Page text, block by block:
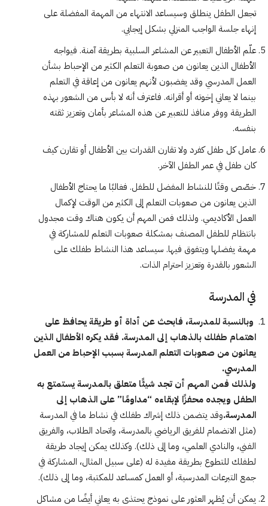
تجعل الطفل ينطلق وسيساعد الانتهاء من المهمة المفضلة على
إنهاء جلسة الواجب المنزلي بشكل إيجابي.
علّم الأطفال التعبير عن المشاعر السلبية بطريقة آمنة. فيواجه
الأطفال الذين يعانون من صعوبة التعلم الكثير من الإحباط بشأن
العمل المدرسي وقد يغضبون لأنهم يعانون من إعاقة في التعلم
بينما لا يعاني إخوته أو أقرانه. فاعترف أنه لا بأس من الشعور بهذه
الطريقة ووفر منافذ للتعبير عن هذه المشاعر بأمان وتعزيز ثقته
بنفسه.
عامل كل طفل كفرد ولا تقارن القدرات بين الأطفال أو تقارن كيف
كان طفل في عمر الطفل الآخر.
خصّص وقتًا للنشاط المفضل للطفل. فغالبًا ما يحتاج الأطفال
الذين يعانون من صعوبات التعلم إلى الكثير من الوقت لإكمال
العمل الأكاديمي. ولذلك فمن المهم أن يكون هناك وقت مجدول
بانتظام للطفل المصنف بمشكلة صعوبات التعلم للمشاركة في
مهمة يفضلها ويتفوق فيها. سيساعد هذا النشاط طفلك على
الشعور بالقدرة وتعزيز احترام الذات.
في المدرسة
وبالنسبة للمدرسة، فابحث عن أداة أو طريقة يحافظ على
اهتمام طفلك بالذهاب إلى المدرسة. فقد يكره الأطفال الذين
يعانون من صعوبات التعلم المدرسة بسبب الإحباط من العمل
المدرسي.
ولذلك فمن المهم أن تجد شيئًا متعلق بالمدرسة يستمتع به
الطفل ويجده محفزًا لإبقاءه “مداومًا” على الذهاب إلى
المدرسة.وقد يتضمن ذلك إشراك طفلك في نشاط ما في المدرسة
(مثل الانضمام للفريق الرياضي بالمدرسة، واتحاد الطلاب، والفريق
الفني، والنادي العلمي، وما إلى ذلك). وكذلك يمكن إيجاد طريقة
لطفلك للتطوع بطريقة مفيدة له (على سبيل المثال، المشاركة في
جمع التبرعات المدرسية، أو العمل كمساعد للمكتبة، وما إلى ذلك).
يمكن أن يُظهر العثور على نموذج يحتذى به يعاني أيضًا من مشاكل